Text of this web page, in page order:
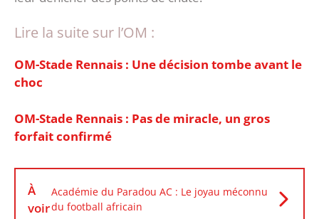
Lire la suite sur l’OM :
OM-Stade Rennais : Une décision tombe avant le
choc
OM-Stade Rennais : Pas de miracle, un gros
forfait confirmé
À
voir
Académie du Paradou AC : Le joyau méconnu
du football africain